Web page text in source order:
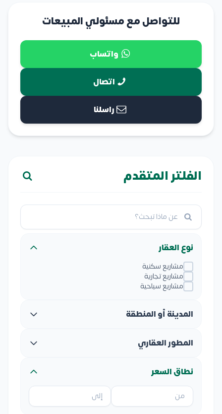
للتواصل مع مسئولي المبيعات
واتساب
اتصال
راسلنا
الفلتر المتقدم
نوع العقار
مشاريع سكنية
مشاريع تجارية
مشاريع سياحية
المدينة أو المنطقة
المطور العقاري
نطاق السعر